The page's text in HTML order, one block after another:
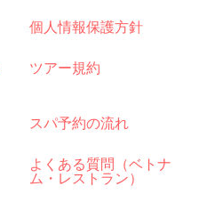
個人情報保護方針
ツアー規約
スパ予約の流れ
よくある質問（ベトナ
ム・レストラン）